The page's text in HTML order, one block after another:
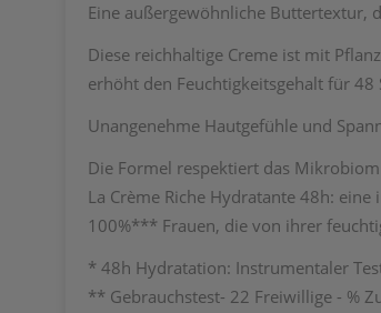
Eine außergewöhnliche Buttertextur,
Diese reichhaltige Creme ist mit
erhöht den Feuchtigkeitsgehalt für
Unangenehme Hautgefühle und
Die Formel respektiert das
La Crème Riche Hydratante 48h:
100%*** Frauen, die von ihrer
* 48h Hydratation: Instrumentaler
** Gebrauchstest- 22 Freiwillige - %